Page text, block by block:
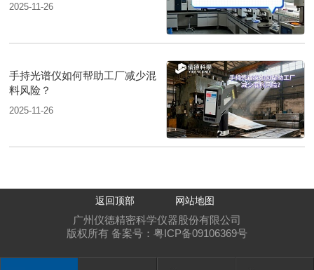
2025-11-26
手持光谱仪如何帮助工厂减少混
料风险？
2025-11-26
返回顶部 网站地图
广州仪德精密科学仪器股份有限公司
版权所有 备案号： 粤ICP备09106369号